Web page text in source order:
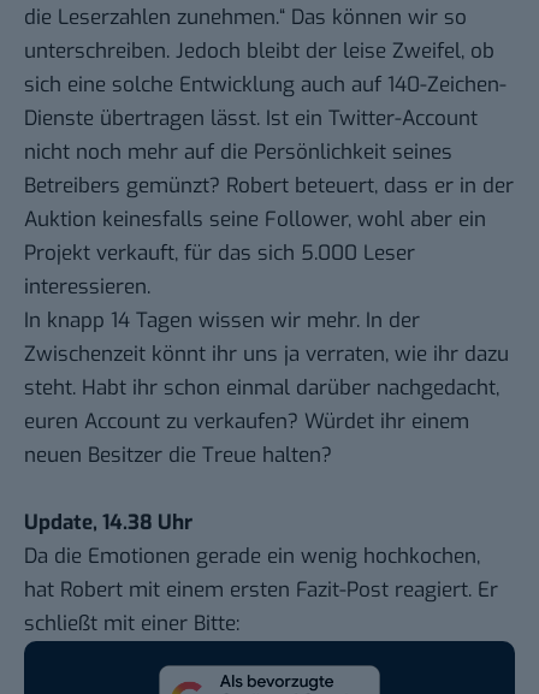
die Leserzahlen zunehmen.“ Das können wir so
unterschreiben. Jedoch bleibt der leise Zweifel, ob
sich eine solche Entwicklung auch auf 140-Zeichen-
Dienste übertragen lässt. Ist ein Twitter-Account
nicht noch mehr auf die Persönlichkeit seines
Betreibers gemünzt? Robert beteuert, dass er in der
Auktion keinesfalls seine Follower, wohl aber ein
Projekt verkauft, für das sich 5.000 Leser
interessieren.
In knapp 14 Tagen wissen wir mehr. In der
Zwischenzeit könnt ihr uns ja verraten, wie ihr dazu
steht. Habt ihr schon einmal darüber nachgedacht,
euren Account zu verkaufen? Würdet ihr einem
neuen Besitzer die Treue halten?
Update, 14.38 Uhr
Da die Emotionen gerade ein wenig hochkochen,
hat Robert mit einem ersten Fazit-Post reagiert. Er
schließt mit einer Bitte: